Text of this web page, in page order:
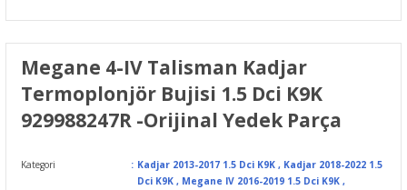
Megane 4-IV Talisman Kadjar
Termoplonjör Bujisi 1.5 Dci K9K
929988247R -Orijinal Yedek Parça
Kategori Kadjar 2013-2017 1.5 Dci K9K , Kadjar 2018-2022 1.5
Dci K9K , Megane IV 2016-2019 1.5 Dci K9K ,